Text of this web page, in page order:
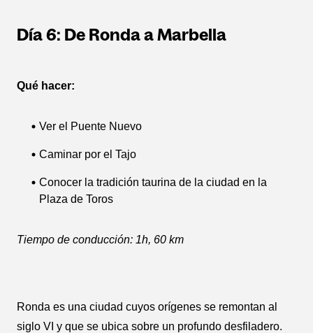
Día 6: De Ronda a Marbella
Qué hacer:
Ver el Puente Nuevo
Caminar por el Tajo
Conocer la tradición taurina de la ciudad en la
Plaza de Toros
Tiempo de conducción: 1h, 60 km
Ronda es una ciudad cuyos orígenes se remontan al
siglo VI y que se ubica sobre un profundo desfiladero.